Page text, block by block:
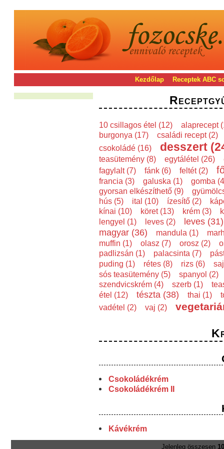
Kezdőlap Receptek ABC
10 csillagos étel (12)
alaprecept
burgonya (17)
családi recept (2)
csokoládé (16)
desszert
teasütemény (8) egytálétel (26)
fagylalt (7)
fánk (6) feltét (2)
francia (3) galuska (1)
gomba
gyorsan elkészíthető (9)
hús (5)
ital (10) ízesítő (2)
kínai (10)
köret (13) krém (3)
lengyel (1)
leves (2)
leves (31)
magyar (36)
mandula (1)
muffin (1)
olasz (7) orosz (2)
padlizsán (1)
palacsinta (7)
puding (1)
rétes (8) rizs (6)
sós teasütemény (5)
spanyol (2)
szendvicskrém (4)
szerb (1)
étel (12)
tészta (38) thai (1)
vadétel (2)
vaj (2)
Csokoládékrém
Csokoládékrém II
Kávékrém
Jelenleg összesen